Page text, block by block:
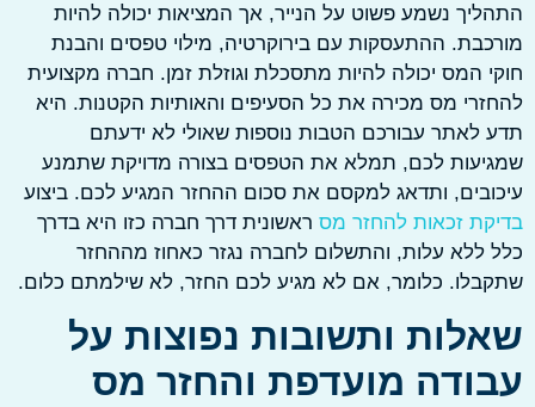
נשמע פשוט על הנייר, אך המציאות יכולה להיות
ההתעסקות עם בירוקרטיה, מילוי טפסים והבנת
המס יכולה להיות מתסכלת וגוזלת זמן. חברה מקצועית
מס מכירה את כל הסעיפים והאותיות הקטנות. היא
לאתר עבורכם הטבות נוספות שאולי לא ידעתם
לכם, תמלא את הטפסים בצורה מדויקת שתמנע
ותדאג למקסם את סכום ההחזר המגיע לכם. ביצוע
זכאות להחזר מסראשונית דרך חברה כזו היא בדרך
ללא עלות, והתשלום לחברה נגזר כאחוז מההחזר
כלומר, אם לא מגיע לכם החזר, לא שילמתם כלום.
ותשובות נפוצות על
מועדפת והחזר מס